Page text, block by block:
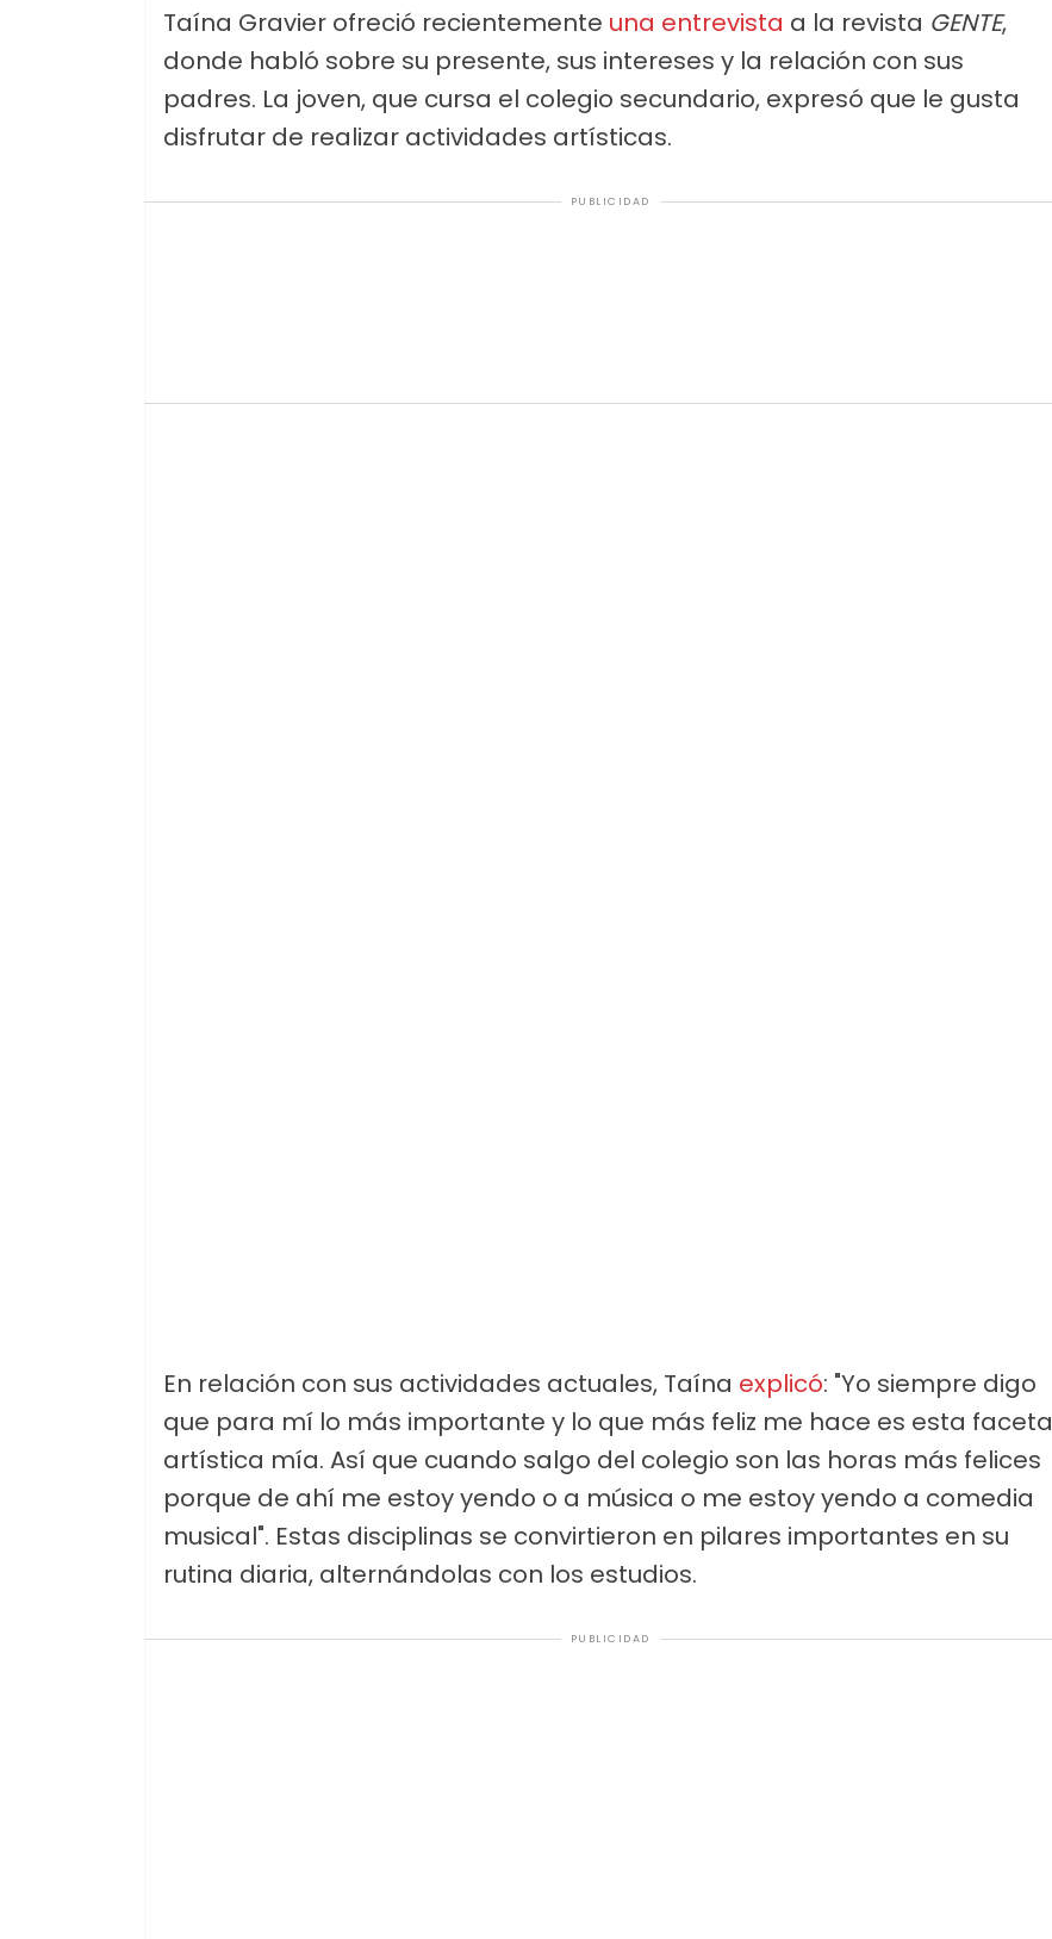
Taína Gravier ofreció recientemente una entrevista a la revista GENTE,
donde habló sobre su presente, sus intereses y la relación con sus
padres. La joven, que cursa el colegio secundario, expresó que le gusta
disfrutar de realizar actividades artísticas.
PUBLICIDAD
En relación con sus actividades actuales, Taína explicó: "Yo siempre digo
que para mí lo más importante y lo que más feliz me hace es esta faceta
artística mía. Así que cuando salgo del colegio son las horas más felices
porque de ahí me estoy yendo o a música o me estoy yendo a comedia
musical". Estas disciplinas se convirtieron en pilares importantes en su
rutina diaria, alternándolas con los estudios.
PUBLICIDAD